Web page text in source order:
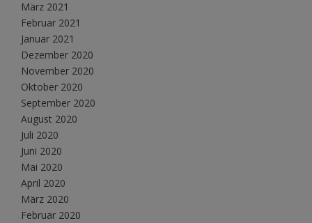
März 2021
Februar 2021
Januar 2021
Dezember 2020
November 2020
Oktober 2020
September 2020
August 2020
Juli 2020
Juni 2020
Mai 2020
April 2020
März 2020
Februar 2020